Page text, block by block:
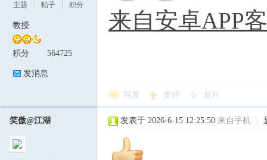
主题
帖子
积分
教授
积分 564725
发消息
来自安卓APP
回复 支持 反对
笑傲@江湖 发表于 2026-6-15 12:25:50 来自手机